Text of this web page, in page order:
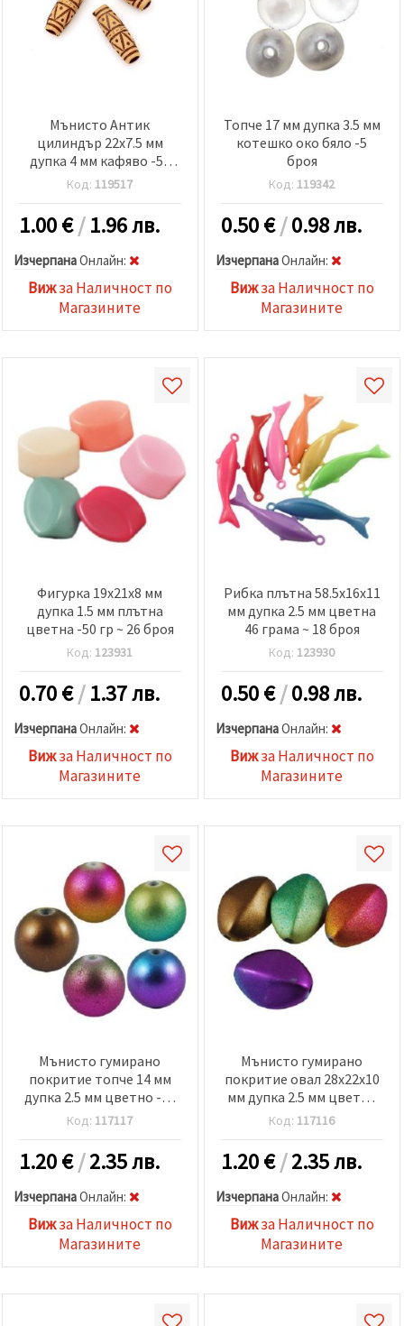
Мънисто Антик
цилиндър 22x7.5 мм
дупка 4 мм кафяво -50
грама ~32 броя
Код: 119517
1.00€/1.96 лв.
ИзчерпанаOнлайн:
Вижза Наличност по
Магазините
Топче 17 мм дупка 3.5 мм
котешко око бяло -5
броя
Код: 119342
0.50€/0.98 лв.
ИзчерпанаOнлайн:
Вижза Наличност по
Магазините
Фигурка 19x21x8 мм
дупка 1.5 мм плътна
цветна -50 гр ~ 26 броя
Код: 123931
0.70€/1.37 лв.
ИзчерпанаOнлайн:
Вижза Наличност по
Магазините
Рибка плътна 58.5x16x11
мм дупка 2.5 мм цветна
46 грама ~ 18 броя
Код: 123930
0.50€/0.98 лв.
ИзчерпанаOнлайн:
Вижза Наличност по
Магазините
Мънисто гумирано
покритие топче 14 мм
дупка 2.5 мм цветно -50
гр ~ 34 броя
Код: 117117
1.20€/2.35 лв.
ИзчерпанаOнлайн:
Вижза Наличност по
Магазините
Мънисто гумирано
покритие овал 28x22x10
мм дупка 2.5 мм цветно
-50 гр ~ 17 броя
Код: 117116
1.20€/2.35 лв.
ИзчерпанаOнлайн:
Вижза Наличност по
Магазините